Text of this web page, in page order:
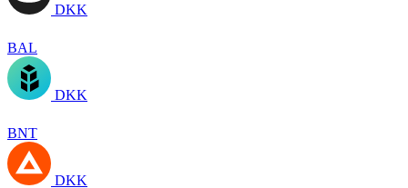
DKK
BAL
DKK
BNT
DKK